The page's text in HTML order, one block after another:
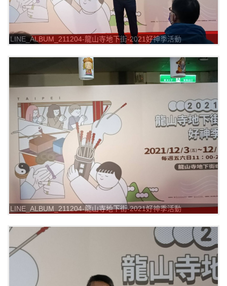
LINE_ALBUM_211204-龍山寺地下街-2021好神季活動
LINE_ALBUM_211204-龍山寺地下街-2021好神季活動